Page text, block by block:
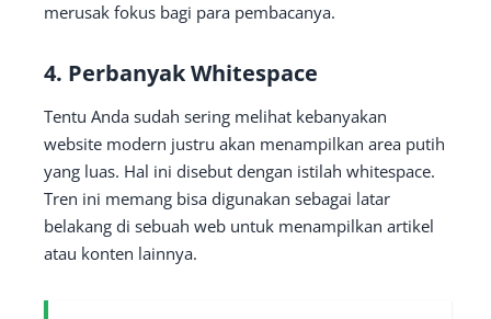
merusak fokus bagi para pembacanya.
4. Perbanyak Whitespace
Tentu Anda sudah sering melihat kebanyakan
website modern justru akan menampilkan area putih
yang luas. Hal ini disebut dengan istilah whitespace.
Tren ini memang bisa digunakan sebagai latar
belakang di sebuah web untuk menampilkan artikel
atau konten lainnya.